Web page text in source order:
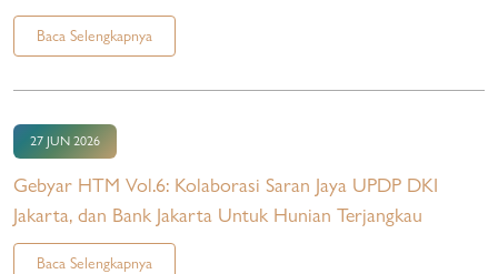
Baca Selengkapnya
27 JUN 2026
Gebyar HTM Vol.6: Kolaborasi Saran Jaya UPDP DKI
Jakarta, dan Bank Jakarta Untuk Hunian Terjangkau
Baca Selengkapnya